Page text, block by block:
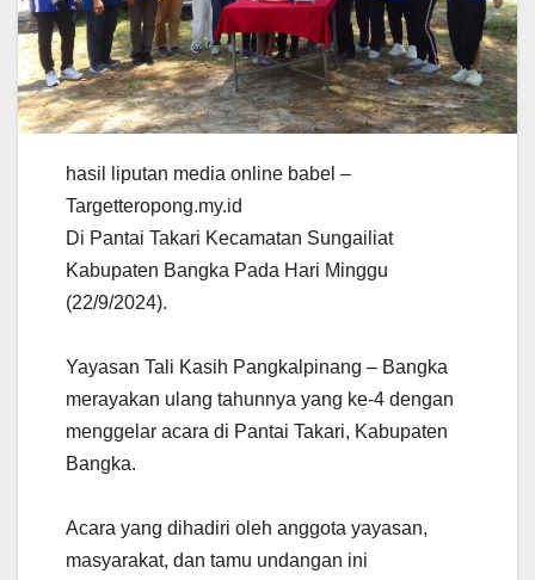
hasil liputan media online babel –
Targetteropong.my.id
Di Pantai Takari Kecamatan Sungailiat
Kabupaten Bangka Pada Hari Minggu
(22/9/2024).
Yayasan Tali Kasih Pangkalpinang – Bangka
merayakan ulang tahunnya yang ke-4 dengan
menggelar acara di Pantai Takari, Kabupaten
Bangka.
Acara yang dihadiri oleh anggota yayasan,
masyarakat, dan tamu undangan ini